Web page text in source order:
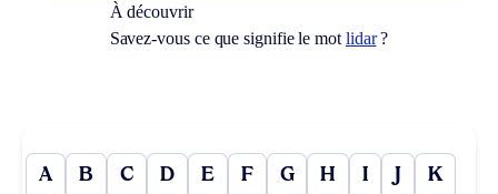
À découvrir
Savez-vous ce que signifie le mot lidar?
A B C D E F G H I J K